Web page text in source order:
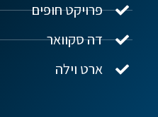
פרויקט חופים
דה סקוואר
ארט וילה
שלום! איך אפשר לעזור?